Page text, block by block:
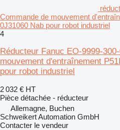
Commande de mouvement
0J31060 Nab pour robot industriel
4
Réducteur Fanuc EO-9999-
mouvement d'entraînement
pour robot industriel
2 032 € HT
Pièce détachée - réducteur
Allemagne, Buchen
Schweikert Automation GmbH
Contacter le vendeur